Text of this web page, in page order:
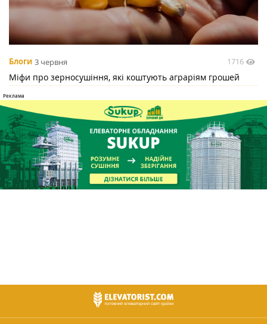
Блоги 3 червня 1716
Міфи про зерносушіння, які коштують аграріям грошей